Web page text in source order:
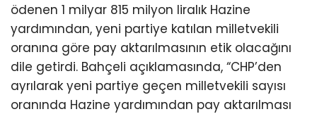
ödenen 1 milyar 815 milyon liralık Hazine
yardımından, yeni partiye katılan milletvekili
oranına göre pay aktarılmasının etik olacağını
dile getirdi. Bahçeli açıklamasında, “CHP’den
ayrılarak yeni partiye geçen milletvekili sayısı
oranında Hazine yardımından pay aktarılması